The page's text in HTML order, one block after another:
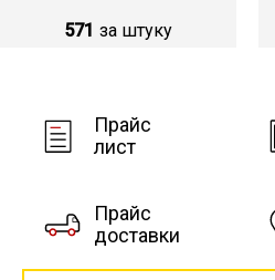
571 за штуку
Прайс
лист
Прайс
доставки